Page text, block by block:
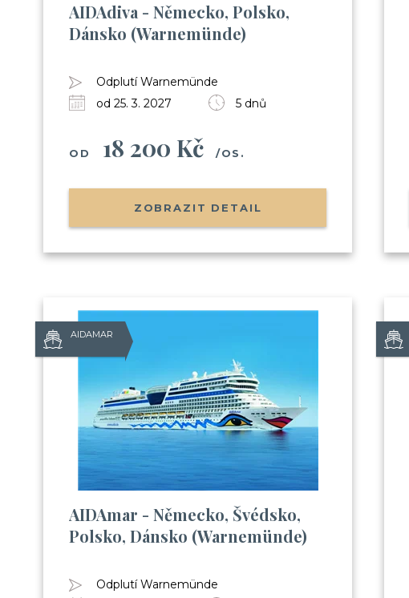
AIDAdiva - Německo, Polsko,
Dánsko (Warnemünde)
Odplutí Warnemünde
od 25. 3. 2027
5 dnů
OD 18 200 Kč /OS.
ZOBRAZIT DETAIL
AIDAMAR
AIDAmar - Německo, Švédsko,
Polsko, Dánsko (Warnemünde)
Odplutí Warnemünde